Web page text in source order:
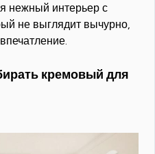
нежный интерьер с
не выглядит вычурно,
кремовый для